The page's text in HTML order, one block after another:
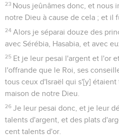
23 Nous jeûnâmes donc, et nous
notre Dieu à cause de cela ; et il
24 Alors je séparai douze des
avec Sérébia, Hasabia, et avec
25 Et je leur pesai l'argent et l'or
l'offrande que le Roi, ses
tous ceux d'Israël qui s'[y]
maison de notre Dieu.
26 Je leur pesai donc, et je leur
talents d'argent, et des plats
cent talents d'or.